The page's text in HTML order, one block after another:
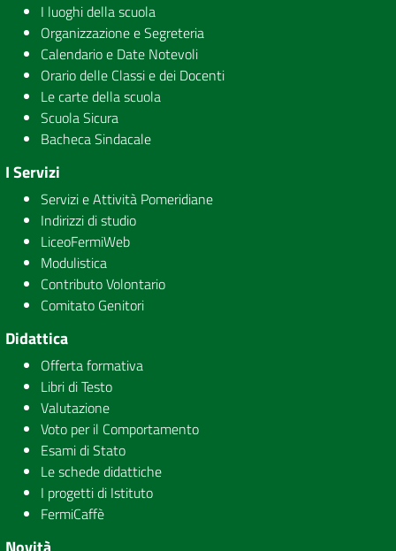
I luoghi della scuola
Organizzazione e Segreteria
Calendario e Date Notevoli
Orario delle Classi e dei Docenti
Le carte della scuola
Scuola Sicura
Bacheca Sindacale
I Servizi
Servizi e Attività Pomeridiane
Indirizzi di studio
LiceoFermiWeb
Modulistica
Contributo Volontario
Comitato Genitori
Didattica
Offerta formativa
Libri di Testo
Valutazione
Voto per il Comportamento
Esami di Stato
Le schede didattiche
I progetti di Istituto
FermiCaffè